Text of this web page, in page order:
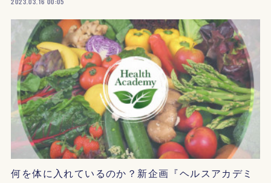
何を体に入れているのか？新企画『ヘルスアカデミ